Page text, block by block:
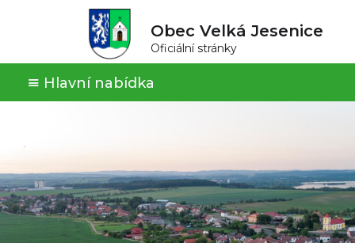
Obec Velká Jesenice
Oficiální stránky
Hlavní nabídka